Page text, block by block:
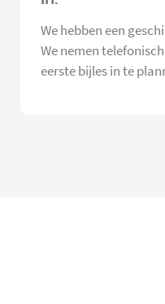
We hebben een
We nemen
eerste bijles in te